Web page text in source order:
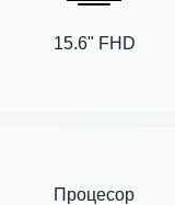
15.6" FHD
Процесор